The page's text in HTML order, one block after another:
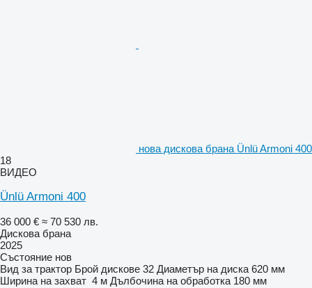
нова дискова брана Ünlü Armoni 400
18
ВИДЕО
Ünlü Armoni 400
36 000 € ≈ 70 530 лв.
Дискова брана
2025
Състояние нов
Вид за трактор Брой дискове 32 Диаметър на диска 620 мм
Ширина на захват 4 м Дълбочина на обработка 180 мм